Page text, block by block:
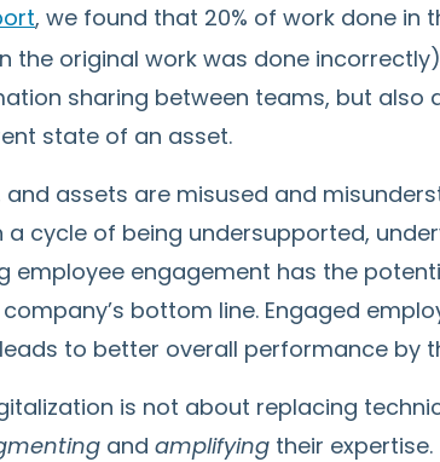
, we found that 20% of work done in
the original work was done
sharing between teams, but also
state of an asset.
and assets are misused and
a cycle of being undersupported,
employee engagement has the
bottom line. Engaged
to better overall performance by
is not about replacing
and amplifying their expertise.